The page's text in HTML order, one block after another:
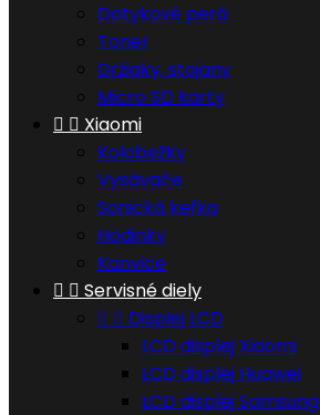
Dotykové perá
Toner
Držiaky, stojany
Micro SD karty
  Xiaomi
Kolobežky
Vysávače
Sonická kefka
Hodinky
Kanvice
  Servisné diely
  Displej LCD
LCD displej Xiaomi
LCD displej Huawei
LCD displej Samsung